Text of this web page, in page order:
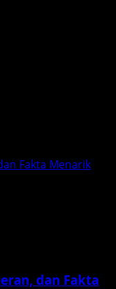
Fakta Menarik
dan Fakta